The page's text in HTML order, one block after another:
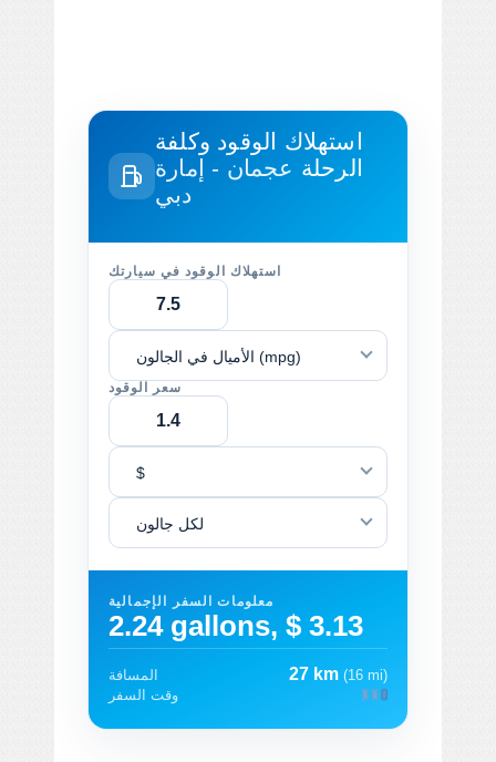
استهلاك الوقود وكلفة
الرحلة عجمان - إمارة
دبي
استهلاك الوقود في سيارتك
الأميال في الجالون (mpg)
سعر الوقود
$
لكل جالون
معلومات السفر الإجمالية
2.24 gallons, $ 3.13
المسافة 27 km (16 mi)
وقت السفر